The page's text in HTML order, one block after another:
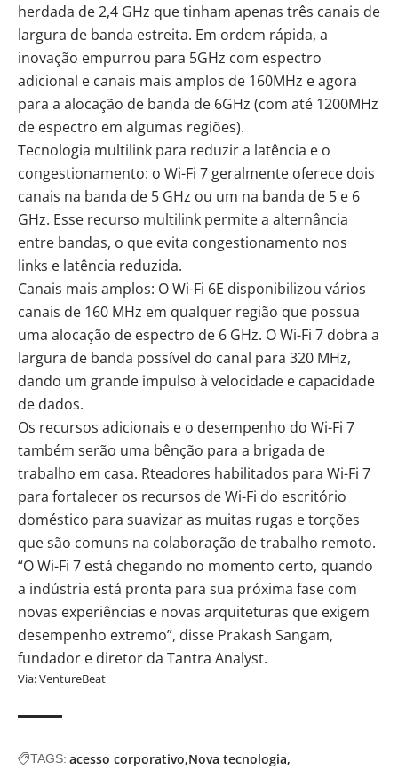
herdada de 2,4 GHz que tinham apenas três canais de
largura de banda estreita. Em ordem rápida, a
inovação empurrou para 5GHz com espectro
adicional e canais mais amplos de 160MHz e agora
para a alocação de banda de 6GHz (com até 1200MHz
de espectro em algumas regiões).
Tecnologia multilink para reduzir a latência e o
congestionamento: o Wi-Fi 7 geralmente oferece dois
canais na banda de 5 GHz ou um na banda de 5 e 6
GHz. Esse recurso multilink permite a alternância
entre bandas, o que evita congestionamento nos
links e latência reduzida.
Canais mais amplos: O Wi-Fi 6E disponibilizou vários
canais de 160 MHz em qualquer região que possua
uma alocação de espectro de 6 GHz. O Wi-Fi 7 dobra a
largura de banda possível do canal para 320 MHz,
dando um grande impulso à velocidade e capacidade
de dados.
Os recursos adicionais e o desempenho do Wi-Fi 7
também serão uma bênção para a brigada de
trabalho em casa. Rteadores habilitados para Wi-Fi 7
para fortalecer os recursos de Wi-Fi do escritório
doméstico para suavizar as muitas rugas e torções
que são comuns na colaboração de trabalho remoto.
“O Wi-Fi 7 está chegando no momento certo, quando
a indústria está pronta para sua próxima fase com
novas experiências e novas arquiteturas que exigem
desempenho extremo”, disse Prakash Sangam,
fundador e diretor da Tantra Analyst.
Via:VentureBeat
TAGS: acesso corporativo Nova tecnologia